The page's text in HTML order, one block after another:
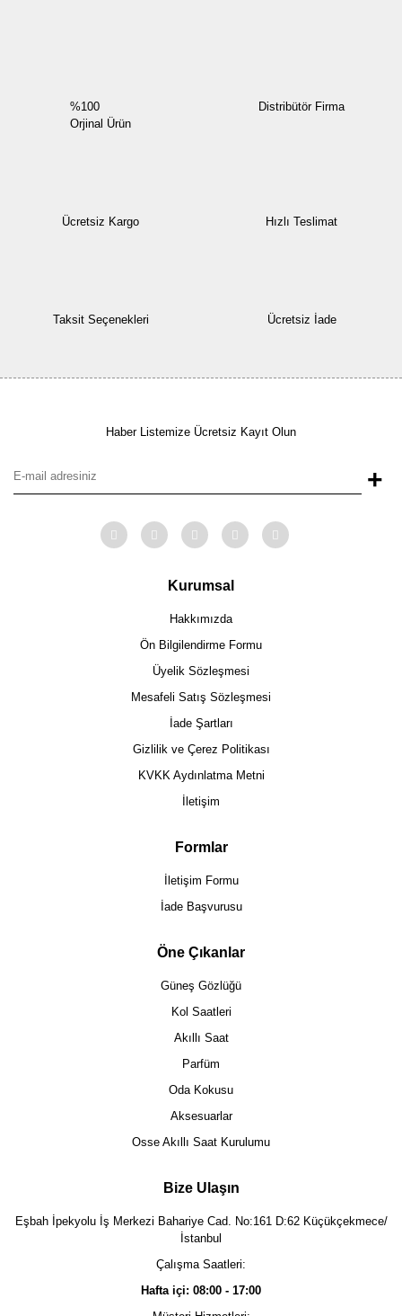
%100
Orjinal Ürün
Distribütör Firma
Ücretsiz Kargo Hızlı Teslimat
Taksit Seçenekleri Ücretsiz İade
Haber Listemize Ücretsiz Kayıt Olun
+
Kurumsal
Hakkımızda
Ön Bilgilendirme Formu
Üyelik Sözleşmesi
Mesafeli Satış Sözleşmesi
İade Şartları
Gizlilik ve Çerez Politikası
KVKK Aydınlatma Metni
İletişim
Formlar
İletişim Formu
İade Başvurusu
Öne Çıkanlar
Güneş Gözlüğü
Kol Saatleri
Akıllı Saat
Parfüm
Oda Kokusu
Aksesuarlar
Osse Akıllı Saat Kurulumu
Bize Ulaşın
Eşbah İpekyolu İş Merkezi Bahariye Cad. No:161 D:62 Küçükçekmece/
İstanbul
Çalışma Saatleri:
Hafta içi: 08:00 - 17:00